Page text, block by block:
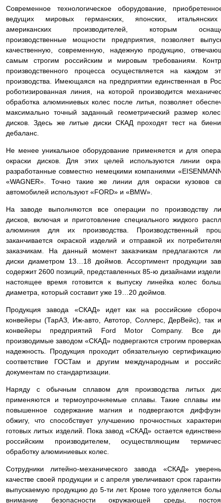
Современное технологическое оборудование,
ведущих мировых германских, японских,
американских производителей, которым
производственные мощности предприятия, позволяет
качественную, современную, надежную продукцию,
самым строгим российским и мировым требованиям.
производственного процесса осуществляется на каждом
производства. Имеющаяся на предприятии единственная в
роботизированная линия, на которой производится
обработка алюминиевых колес после литья, позволяет
максимально точный заданный геометрический размер
дисков. Здесь же литые диски СКАД проходят тест на
дебаланс.
Не менее уникальное оборудование применяется и для
окраски дисков. Для этих целей используются линии
разработанные совместно немецкими компаниями
«WAGNER». Точно такие же линии для окраски кузовов
автомобилей используют «FORD» и «BMW».
На заводе выполняются все операции по производству
дисков, включая и приготовление специального жидкого
алюминия для их производства. Производственный
заканчивается окраской изделий и отправкой их
заказчикам. На данный момент заказчикам предлагаются
диски диаметром 13…18 дюймов. Ассортимент продукции
содержит 2600 позиций, представленных 85-ю дизайнами
настоящее время готовится к выпуску линейка колес
диаметра, который составит уже 19…20 дюймов.
Продукция завода «СКАД» идет как на российские
конвейеры (ТарАЗ, Иж-авто, Автотор, Соллерс, ДерВейс), так
конвейеры предприятий Ford Motor Company. Все
производимые заводом «СКАД» подвергаются строгим
надежность. Продукция проходит обязательную
соответствие ГОСТам и другим международным и
документам по стандартизации.
Наряду с обычным сплавом для производства литых
применяются и термоупрочняемые сплавы. Такие сплавы
повышенное содержание магния и подвергаются
обжигу, что способствует улучшению прочностных
готовых литых изделий. Пока завод «СКАД» остается
российским производителем, осуществляющим
обработку алюминиевых колес.
Сотрудники литейно-механического завода «СКАД»
качестве своей продукции и с апреля увеличивают срок
выпускаемую продукцию до 5-ти лет. Кроме того уделяется
внимание безопасности окружающей среды,